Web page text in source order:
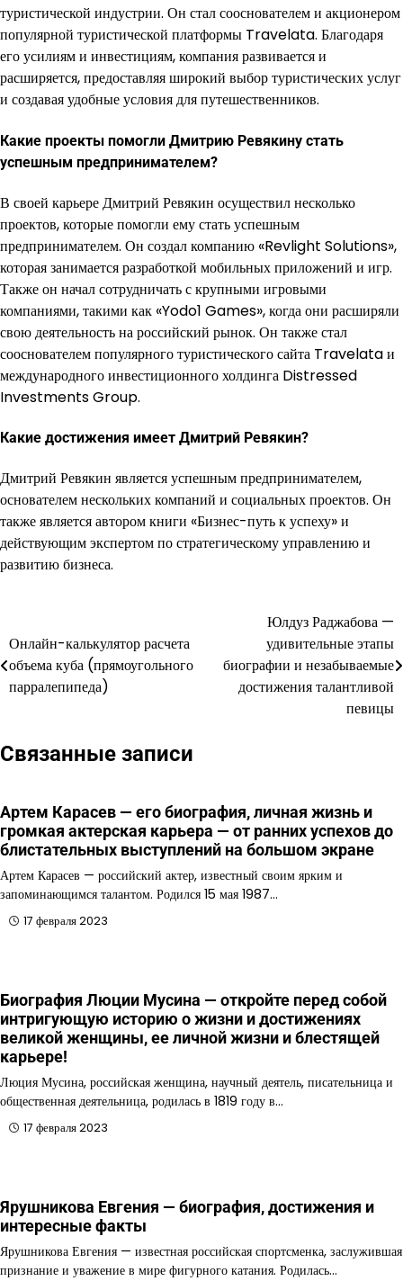
туристической индустрии. Он стал сооснователем и акционером
популярной туристической платформы Travelata. Благодаря
его усилиям и инвестициям, компания развивается и
расширяется, предоставляя широкий выбор туристических услуг
и создавая удобные условия для путешественников.
Какие проекты помогли Дмитрию Ревякину стать
успешным предпринимателем?
В своей карьере Дмитрий Ревякин осуществил несколько
проектов, которые помогли ему стать успешным
предпринимателем. Он создал компанию «Revlight Solutions»,
которая занимается разработкой мобильных приложений и игр.
Также он начал сотрудничать с крупными игровыми
компаниями, такими как «Yodo1 Games», когда они расширяли
свою деятельность на российский рынок. Он также стал
сооснователем популярного туристического сайта Travelata и
международного инвестиционного холдинга Distressed
Investments Group.
Какие достижения имеет Дмитрий Ревякин?
Дмитрий Ревякин является успешным предпринимателем,
основателем нескольких компаний и социальных проектов. Он
также является автором книги «Бизнес-путь к успеху» и
действующим экспертом по стратегическому управлению и
развитию бизнеса.
по
записям
Онлайн-калькулятор расчета
объема куба (прямоугольного
парралепипеда)
Юлдуз Раджабова —
удивительные этапы
биографии и незабываемые
достижения талантливой
певицы
Связанные записи
Артем Карасев — его биография, личная жизнь и
громкая актерская карьера — от ранних успехов до
блистательных выступлений на большом экране
Артем Карасев — российский актер, известный своим ярким и
запоминающимся талантом. Родился 15 мая 1987…
17 февраля 2023
Биография Люции Мусина — откройте перед собой
интригующую историю о жизни и достижениях
великой женщины, ее личной жизни и блестящей
карьере!
Люция Мусина, российская женщина, научный деятель, писательница и
общественная деятельница, родилась в 1819 году в…
17 февраля 2023
Ярушникова Евгения — биография, достижения и
интересные факты
Ярушникова Евгения — известная российская спортсменка, заслужившая
признание и уважение в мире фигурного катания. Родилась…